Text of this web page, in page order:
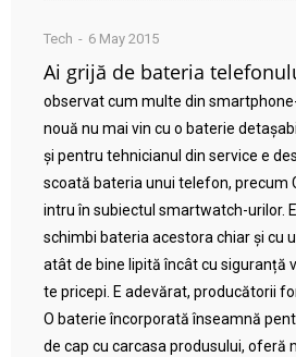
Tech 6 May 2015
Ai grijă de bateria
observat cum multe din
nouă nu mai vin cu o baterie
și pentru tehnicianul din service e
scoată bateria unui telefon, precum
intru în subiectul smartwatch-urilor.
schimbi bateria acestora chiar și cu
atât de bine lipită încât cu siguranță
te pricepi. E adevărat, producătorii
O baterie încorporată înseamnă
de cap cu carcasa produsului, oferă